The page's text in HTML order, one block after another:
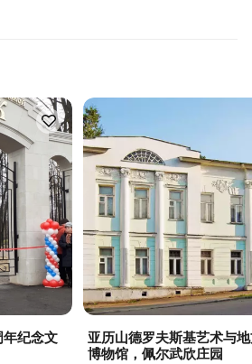
纪念文
亚历山德罗夫斯基艺术与
博物馆，佩尔武欣庄园